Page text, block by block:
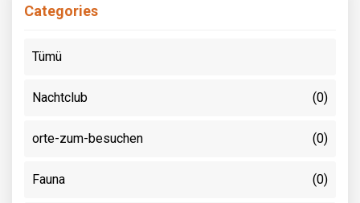
Categories
Tümü
Nachtclub (0)
orte-zum-besuchen (0)
Fauna (0)